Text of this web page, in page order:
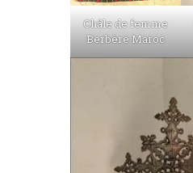
Châle de femme
Berbère Maroc